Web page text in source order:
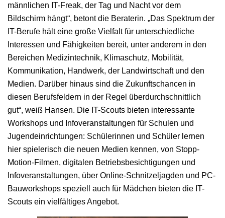
männlichen IT-Freak, der Tag und Nacht vor dem
Bildschirm hängt“, betont die Beraterin. „Das Spektrum der
IT-Berufe hält eine große Vielfalt für unterschiedliche
Interessen und Fähigkeiten bereit, unter anderem in den
Bereichen Medizintechnik, Klimaschutz, Mobilität,
Kommunikation, Handwerk, der Landwirtschaft und den
Medien. Darüber hinaus sind die Zukunftschancen in
diesen Berufsfeldern in der Regel überdurchschnittlich
gut“, weiß Hansen. Die IT-Scouts bieten interessante
Workshops und Infoveranstaltungen für Schulen und
Jugendeinrichtungen: Schülerinnen und Schüler lernen
hier spielerisch die neuen Medien kennen, von Stopp-
Motion-Filmen, digitalen Betriebsbesichtigungen und
Infoveranstaltungen, über Online-Schnitzeljagden und PC-
Bauworkshops speziell auch für Mädchen bieten die IT-
Scouts ein vielfältiges Angebot.